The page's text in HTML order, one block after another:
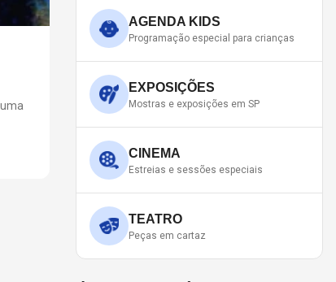
(6) VENDA
agosto) a venda extraordinária para o Rock in Rio 2026. Já
constavam como esgotadas no site da Ticketmaster.
AGENDA KIDS
Programação especial para crianças
EXPOSIÇÕES
Mostras e exposições em SP
CINEMA
Estreias e sessões especiais
TEATRO
Peças em cartaz